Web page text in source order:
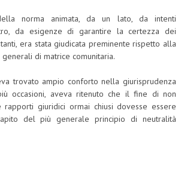
norma animata, da un lato, da intenti
da esigenze di garantire la certezza dei
era stata giudicata preminente rispetto alla
di matrice comunitaria.
trovato ampio conforto nella giurisprudenza
occasioni, aveva ritenuto che il fine di non
rapporti giuridici ormai chiusi dovesse essere
del più generale principio di neutralità